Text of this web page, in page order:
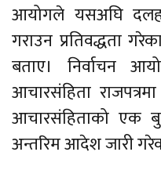
आयोगले यसअघि
गराउन प्रतिवद्धता
बताए। निर्वाचन
आचारसंहिता
आचारसंहिताको एक
अन्तरिम आदेश जारी